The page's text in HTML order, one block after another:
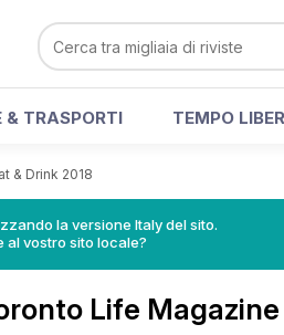
& TRASPORTI TEMPO
& Drink 2018
la versione Italy del sito.
al vostro sito locale?
Life Magazine